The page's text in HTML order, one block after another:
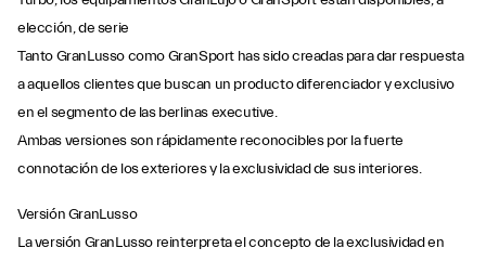
elección, de serie
Tanto GranLusso como GranSport has sido creadas para dar respuesta
a aquellos clientes que buscan un producto diferenciador y exclusivo
en el segmento de las berlinas executive.
Ambas versiones son rápidamente reconocibles por la fuerte
connotación de los exteriores y la exclusividad de sus interiores.
Versión GranLusso
La versión GranLusso reinterpreta el concepto de la exclusividad en